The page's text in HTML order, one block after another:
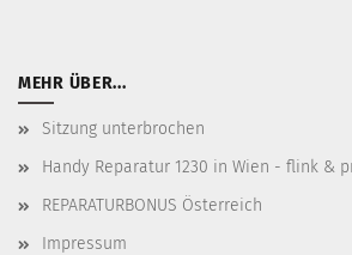
MEHR ÜBER...
Sitzung unterbrochen
Handy Reparatur 1230 in Wien - flink &
REPARATURBONUS Österreich
Impressum